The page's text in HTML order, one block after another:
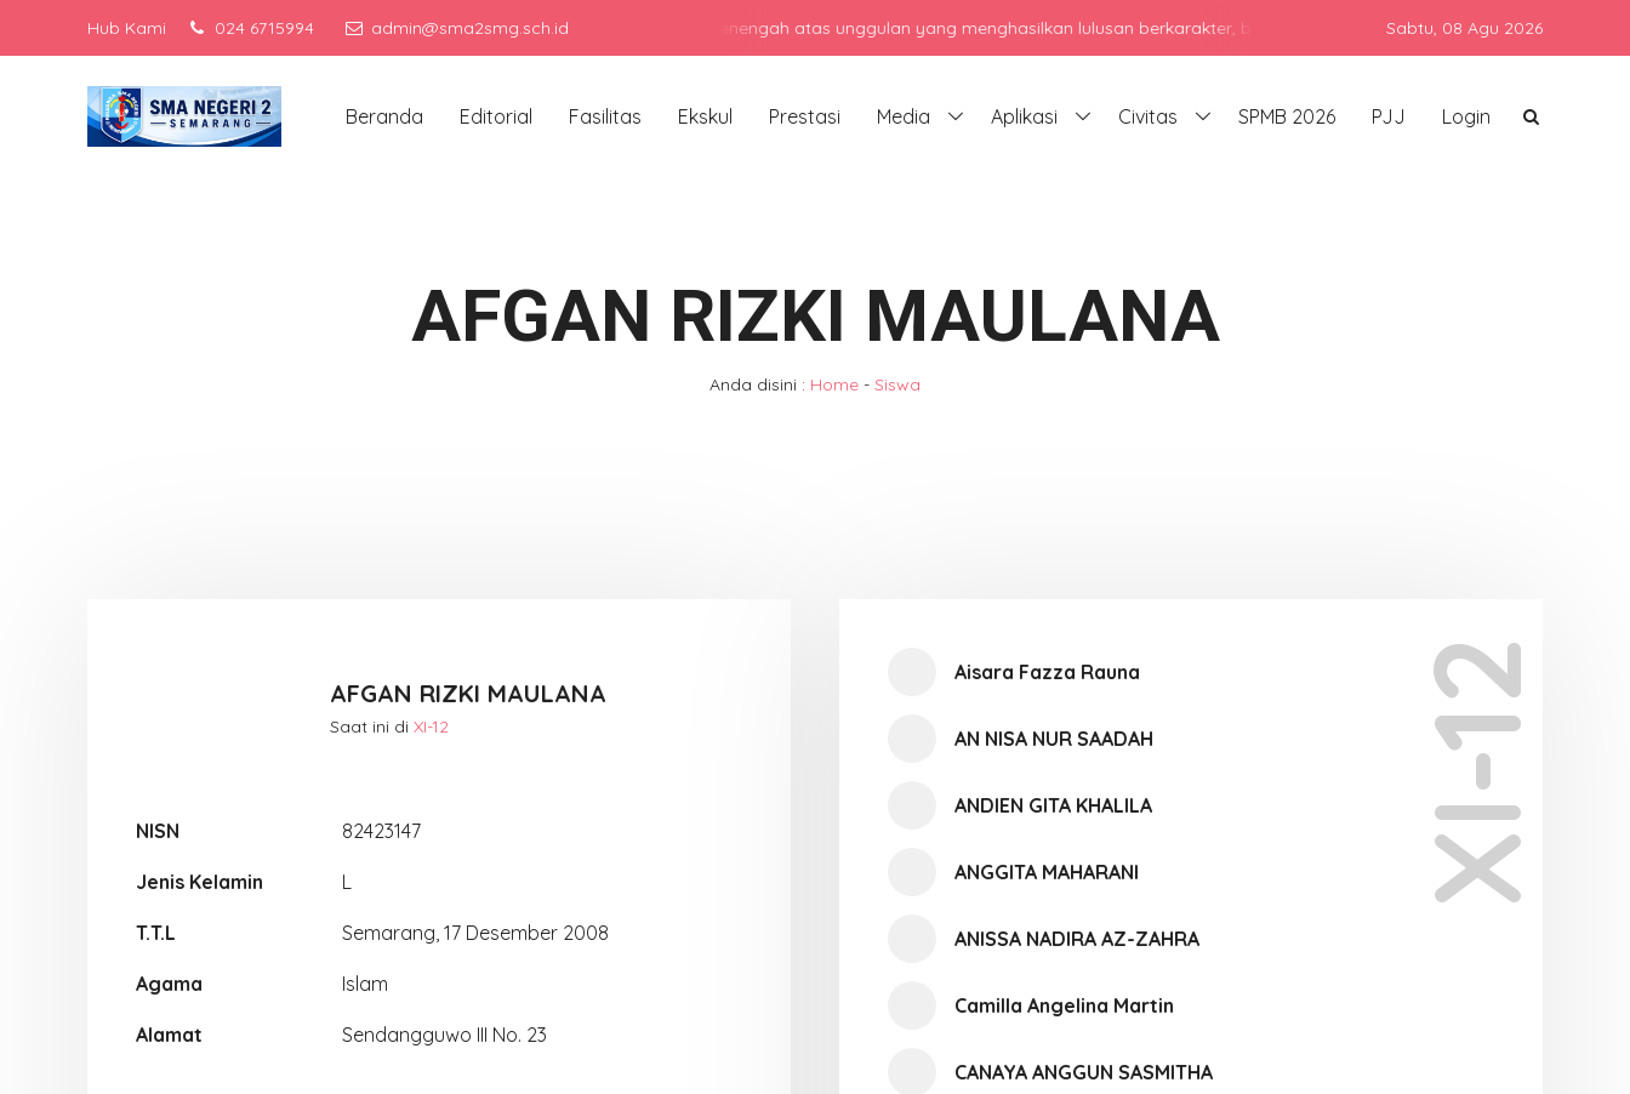
Hub Kami 024 6715994 admin@sma2smg.sch.idMenjadi sekolah menengah atas unggulan yang menghasilkan lulusan berkarakter, berprestasi, dan siap bersaing di era global dengan
Sabtu, 08 Agu 2026
Beranda Editorial Fasilitas Ekskul Prestasi Media Aplikasi Civitas SPMB 2026 PJJ Login
AFGAN RIZKI MAULANA
Anda disini : Home - Siswa
AFGAN RIZKI MAULANA
Saat ini di XI-12
NISN 82423147
Jenis Kelamin L
T.T.L Semarang, 17 Desember 2008
Agama Islam
Alamat Sendangguwo III No. 23
XI-12
Aisara Fazza Rauna
AN NISA NUR SAADAH
ANDIEN GITA KHALILA
ANGGITA MAHARANI
ANISSA NADIRA AZ-ZAHRA
Camilla Angelina Martin
CANAYA ANGGUN SASMITHA